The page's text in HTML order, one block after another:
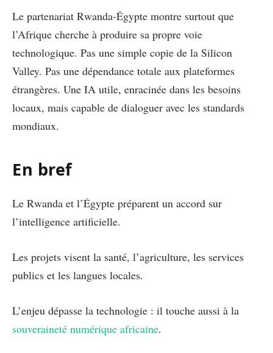
Le partenariat Rwanda-Égypte montre surtout que
l’Afrique cherche à produire sa propre voie
technologique. Pas une simple copie de la Silicon
Valley. Pas une dépendance totale aux plateformes
étrangères. Une IA utile, enracinée dans les besoins
locaux, mais capable de dialoguer avec les standards
mondiaux.
En bref
Le Rwanda et l’Égypte préparent un accord sur
l’intelligence artificielle.
Les projets visent la santé, l’agriculture, les services
publics et les langues locales.
L’enjeu dépasse la technologie : il touche aussi à la
souveraineté numérique africaine.